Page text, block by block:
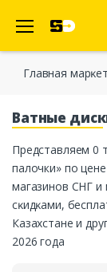
Главная
Ватные
Представляем 0
палочки» по
магазинов СНГ и
сĸидĸами,
Казахстане и
2026 года